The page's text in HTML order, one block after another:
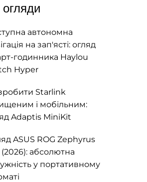
автономна
на зап'ясті: огляд
годинника Haylou
Hyper
Starlink
і мобільним:
Adaptis MiniKit
ASUS ROG Zephyrus
(2026): абсолютна
у портативному